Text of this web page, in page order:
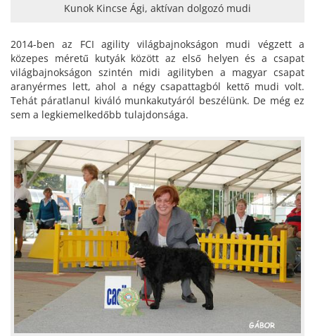
Kunok Kincse Ági, aktívan dolgozó mudi
2014-ben az FCI agility világbajnokságon mudi végzett a
közepes méretű kutyák között az első helyen és a csapat
világbajnokságon szintén midi agilityben a magyar csapat
aranyérmes lett, ahol a négy csapattagból kettő mudi volt.
Tehát páratlanul kiváló munkakutyáról beszélünk. De még ez
sem a legkiemelkedőbb tulajdonsága.